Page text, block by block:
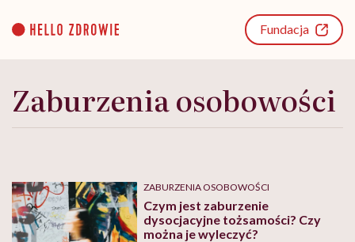
content
Fundacja
Zaburzenia osobowości
ZABURZENIA OSOBOWOŚCI
Czym jest zaburzenie
dysocjacyjne tożsamości? Czy
można je wyleczyć?